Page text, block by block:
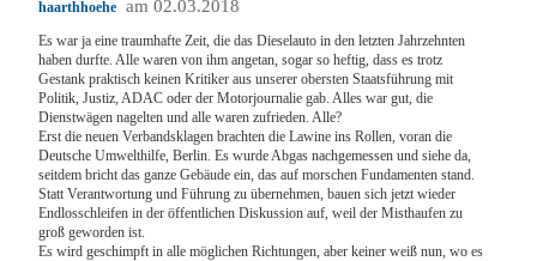
haarthhoehe am 02.03.2018
Es war ja eine traumhafte Zeit, die das Dieselauto in den letzten Jahrzehnten
haben durfte. Alle waren von ihm angetan, sogar so heftig, dass es trotz
Gestank praktisch keinen Kritiker aus unserer obersten Staatsführung mit
Politik, Justiz, ADAC oder der Motorjournalie gab. Alles war gut, die
Dienstwägen nagelten und alle waren zufrieden. Alle?
Erst die neuen Verbandsklagen brachten die Lawine ins Rollen, voran die
Deutsche Umwelthilfe, Berlin. Es wurde Abgas nachgemessen und siehe da,
seitdem bricht das ganze Gebäude ein, das auf morschen Fundamenten stand.
Statt Verantwortung und Führung zu übernehmen, bauen sich jetzt wieder
Endlosschleifen in der öffentlichen Diskussion auf, weil der Misthaufen zu
groß geworden ist.
Es wird geschimpft in alle möglichen Richtungen, aber keiner weiß nun, wo es